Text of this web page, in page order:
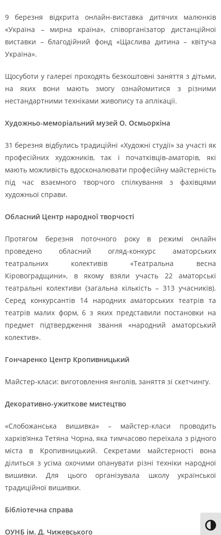
9 березня відкрита онлайн-виставка дитячих малюнків
«Україна – мирна країна», співорганізатор дистанційної
виставки – благодійний фонд «Щаслива дитина – квітуча
Україна».
Щосуботи у галереї проходять безкоштовні заняття з дітьми,
на яких вони мають змогу ознайомитися з різними
нестандартними техніками живопису та аплікації.
Художньо-меморіальний музей О. Осмьоркіна
31 березня відбулись традиційні «Художні студії» за участі як
професійних художників, так і початківців-аматорів, які
мають можливість вдосконалювати професійну майстерність
під час взаємного творчого спілкування з фахівцями
художньої справи.
Обласний Центр народної творчості
Протягом березня поточного року в режимі онлайн
проведено обласний огляд-конкурс аматорських
театральних колективів «Театральна весна
Кіровоградщини», в якому взяли участь 22 аматорські
театральні колективи (загальна кількість – 313 учасників).
Серед конкурсантів 14 народних аматорських театрів та
театрів малих форм, 6 з яких представили постановки на
предмет підтвердження звання «народний аматорський
колектив».
Гончаренко Центр Кропивницький
Майстер-класи: виготовлення янголів, заняття зі скетчингу.
Декоративно-ужиткове мистецтво
«Слобожанська вишивка» – майстер-класи проводить
харків’янка Тетяна Чорна, яка тимчасово переїхала з рідного
міста в Кропивницький. Секретами майстерності вона
ділиться з усіма охочими опанувати різні техніки народної
вишивки. Для цього організувала школу української
традиційної вишивки.
Бібліотечна справа
ОУНБ ім. Д. Чижевського